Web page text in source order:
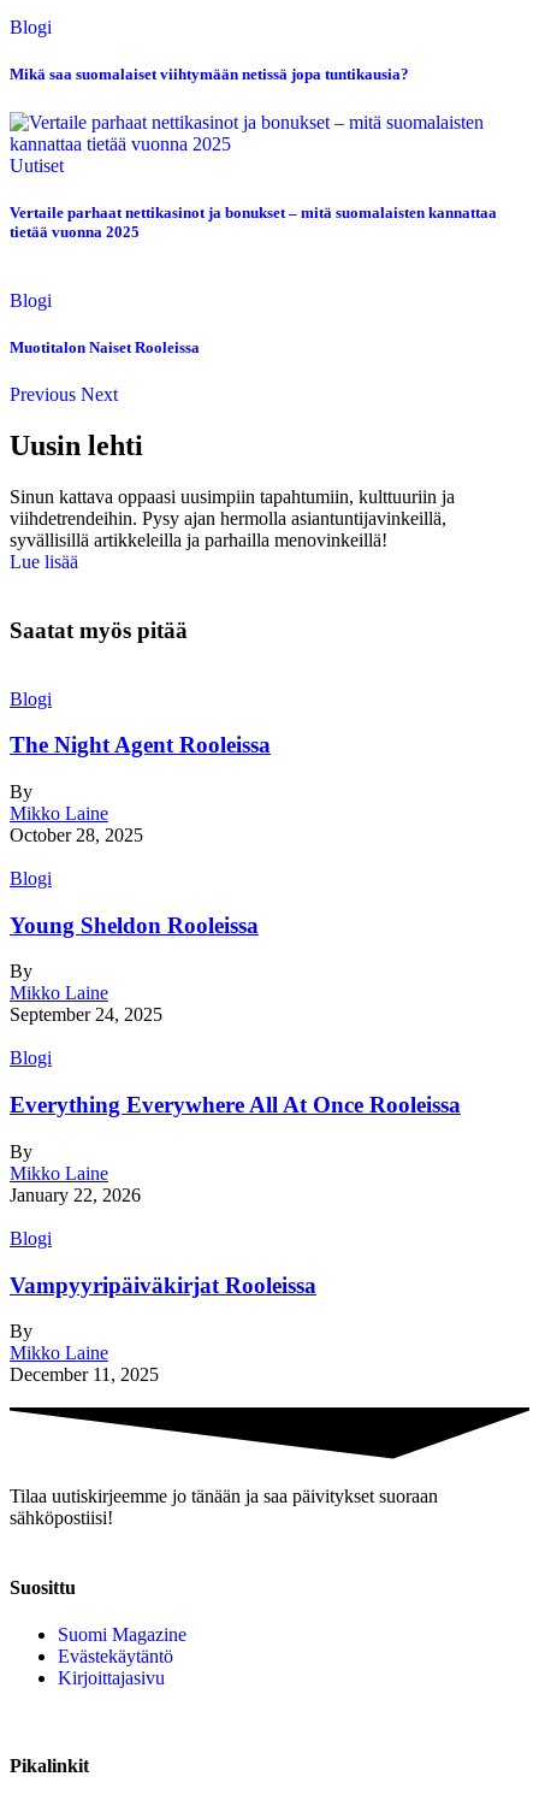
Blogi
Mikä saa suomalaiset viihtymään netissä jopa tuntikausia?
Uutiset
Vertaile parhaat nettikasinot ja bonukset – mitä suomalaisten kannattaa
tietää vuonna 2025
Blogi
Muotitalon Naiset Rooleissa
Previous Next
Uusin lehti
Sinun kattava oppaasi uusimpiin tapahtumiin, kulttuuriin ja
viihdetrendeihin. Pysy ajan hermolla asiantuntijavinkeillä,
syvällisillä artikkeleilla ja parhailla menovinkeillä!
Lue lisää
Saatat myös pitää
Blogi
The Night Agent Rooleissa
By
Mikko Laine
October 28, 2025
Blogi
Young Sheldon Rooleissa
By
Mikko Laine
September 24, 2025
Blogi
Everything Everywhere All At Once Rooleissa
By
Mikko Laine
January 22, 2026
Blogi
Vampyyripäiväkirjat Rooleissa
By
Mikko Laine
December 11, 2025
Tilaa uutiskirjeemme jo tänään ja saa päivitykset suoraan
sähköpostiisi!
Suosittu
Suomi Magazine
Evästekäytäntö
Kirjoittajasivu
Pikalinkit